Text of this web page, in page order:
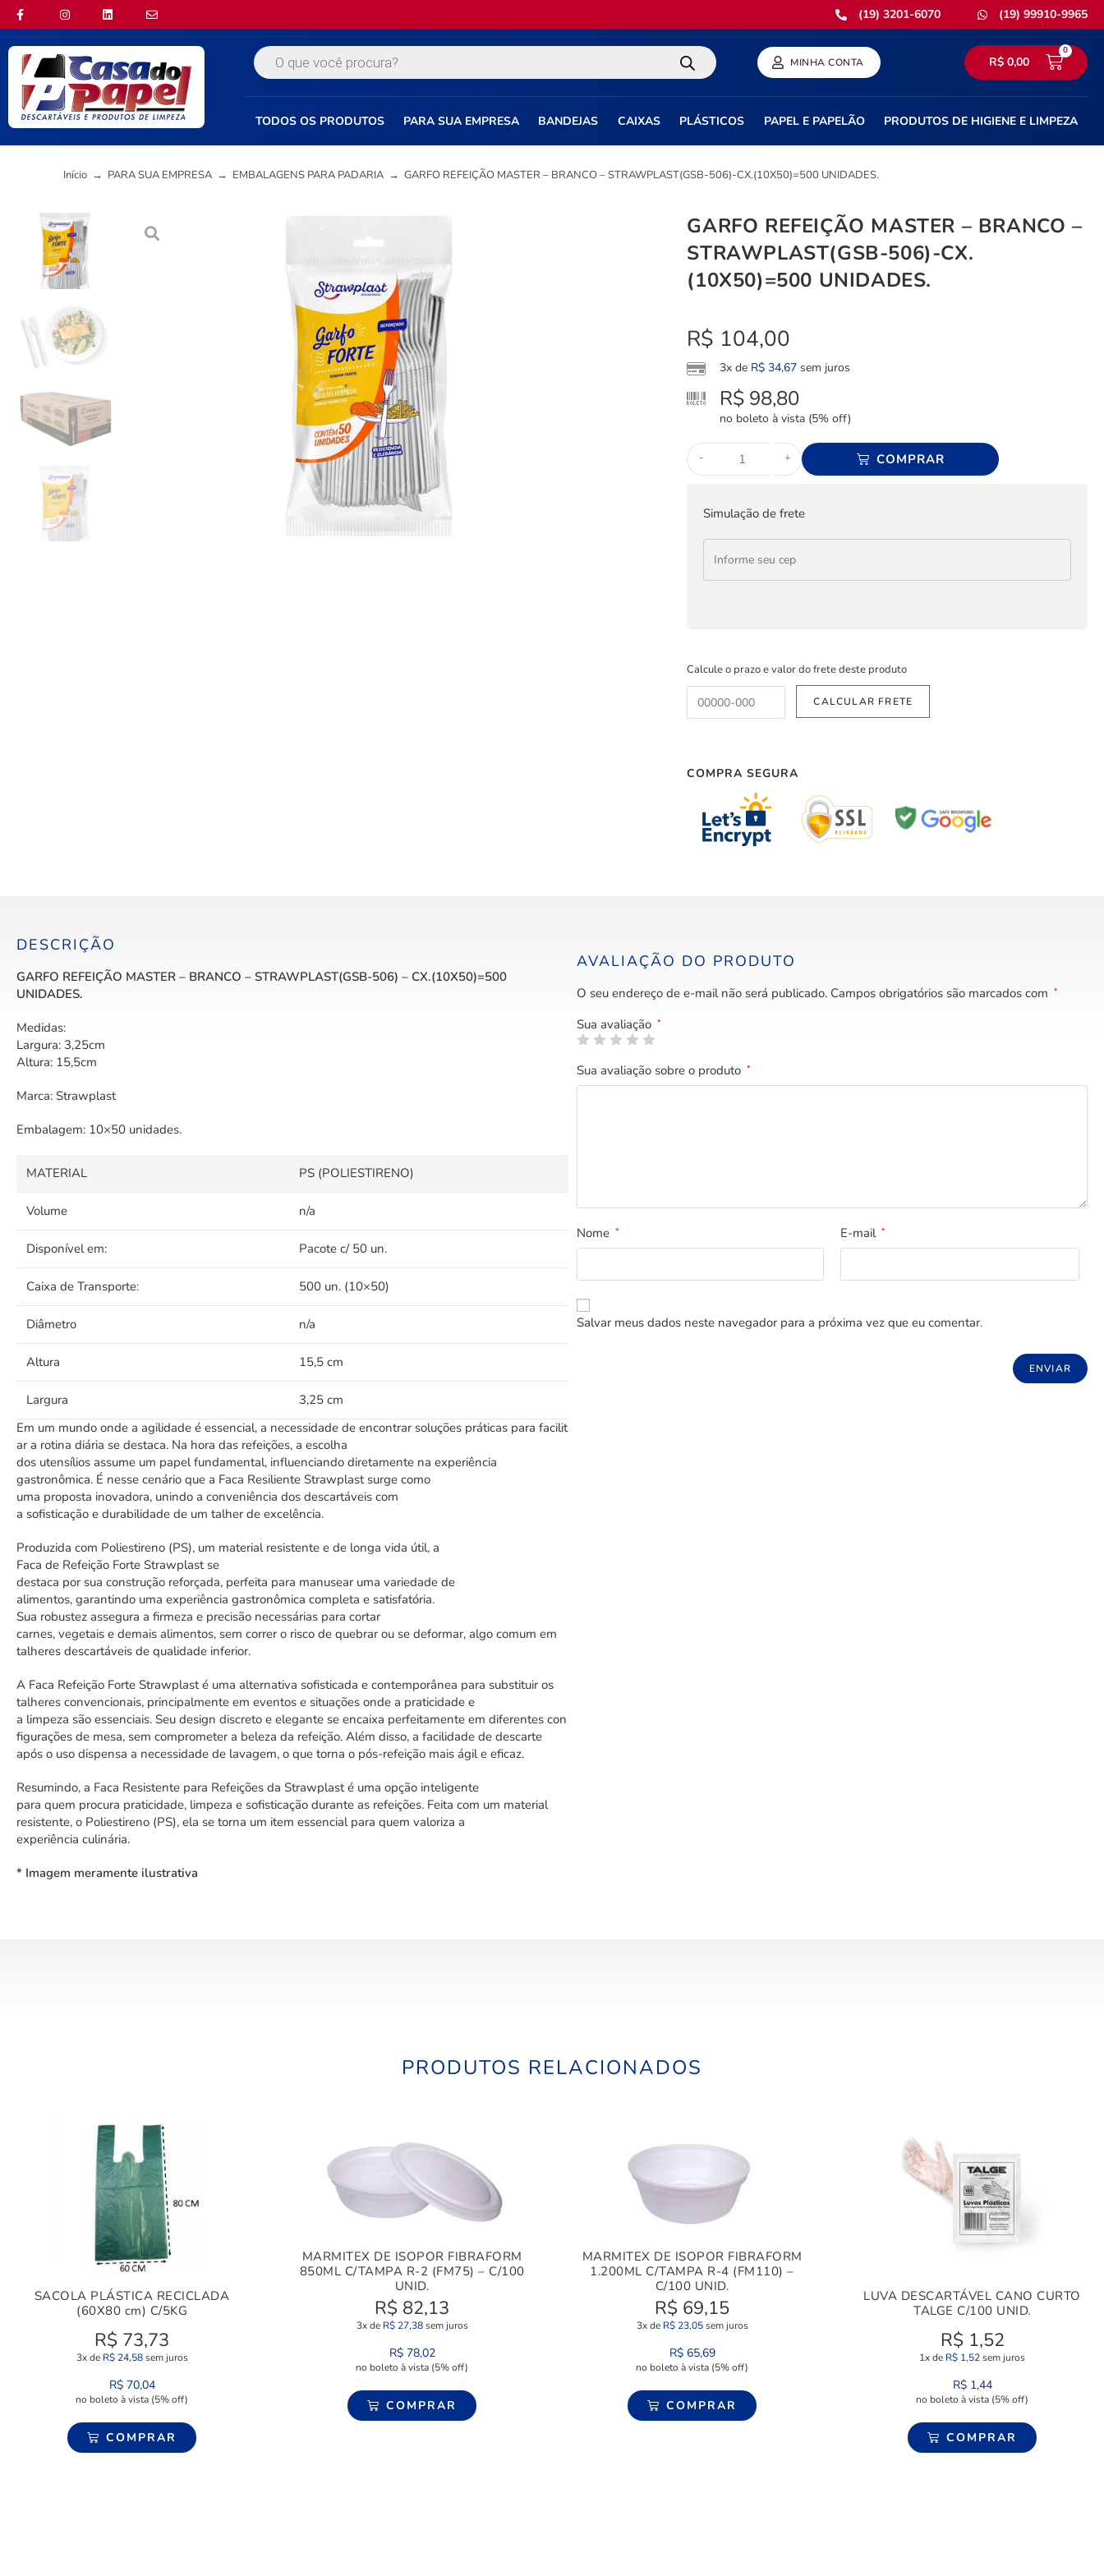
(19) 3201-6070 (19) 99910-9965
MINHA CONTA R$0,00
0
TODOS OS PRODUTOS PARA SUA EMPRESA BANDEJAS CAIXAS PLÁSTICOS PAPEL E PAPELÃO PRODUTOS DE HIGIENE E LIMPEZA
Início → PARA SUA EMPRESA → EMBALAGENS PARA PADARIA → GARFO REFEIÇÃO MASTER – BRANCO – STRAWPLAST(GSB-506)-CX.(10X50)=500 UNIDADES.
GARFO REFEIÇÃO MASTER – BRANCO –
STRAWPLAST(GSB-506)-CX.
(10X50)=500 UNIDADES.
R$ 104,00
3x de R$ 34,67 sem juros
R$ 98,80
no boleto à vista (5% off)
- + COMPRAR
Simulação de frete
Calcule o prazo e valor do frete deste produto
COMPRA SEGURA
DESCRIÇÃO
GARFO REFEIÇÃO MASTER – BRANCO – STRAWPLAST(GSB-506) – CX.(10X50)=500
UNIDADES.
Medidas:
Largura: 3,25cm
Altura: 15,5cm
Marca: Strawplast
Embalagem: 10×50 unidades.
MATERIAL PS (POLIESTIRENO)
Volume n/a
Disponível em: Pacote c/ 50 un.
Caixa de Transporte: 500 un. (10×50)
Diâmetro n/a
Altura 15,5 cm
Largura
3,25 cm
Em um mundo onde a agilidade é essencial, a necessidade de encontrar soluções práticas para facilit
ar a rotina diária se destaca. Na hora das refeições, a escolha
dos utensílios assume um papel fundamental, influenciando diretamente na experiência
gastronômica. É nesse cenário que a Faca Resiliente Strawplast surge como
uma proposta inovadora, unindo a conveniência dos descartáveis com
a sofisticação e durabilidade de um talher de excelência.
Produzida com Poliestireno (PS), um material resistente e de longa vida útil, a
Faca de Refeição Forte Strawplast se
destaca por sua construção reforçada, perfeita para manusear uma variedade de
alimentos, garantindo uma experiência gastronômica completa e satisfatória.
Sua robustez assegura a firmeza e precisão necessárias para cortar
carnes, vegetais e demais alimentos, sem correr o risco de quebrar ou se deformar, algo comum em
talheres descartáveis de qualidade inferior.
A Faca Refeição Forte Strawplast é uma alternativa sofisticada e contemporânea para substituir os
talheres convencionais, principalmente em eventos e situações onde a praticidade e
a limpeza são essenciais. Seu design discreto e elegante se encaixa perfeitamente em diferentes con
figurações de mesa, sem comprometer a beleza da refeição. Além disso, a facilidade de descarte
após o uso dispensa a necessidade de lavagem, o que torna o pós-refeição mais ágile eficaz.
Resumindo, a Faca Resistente para Refeições da Strawplast é uma opção inteligente
para quem procura praticidade, limpeza e sofisticação durante as refeições. Feita com um material
resistente, o Poliestireno (PS), ela se torna um item essencialpara quem valoriza a
experiência culinária.
* Imagem meramente ilustrativa
AVALIAÇÃO DO PRODUTO
O seu endereço de e-mail não será publicado. Campos obrigatórios são marcados com *
Sua avaliação *
Sua avaliação sobre o produto *
Nome * E-mail *
Salvar meus dados neste navegador para a próxima vez que eu comentar.
PRODUTOS RELACIONADOS
SACOLA PLÁSTICA RECICLADA
(60X80 cm) C/5KG
R$ 73,73
3x de R$24,58sem juros
R$70,04
no boleto à vista (5% off)
COMPRAR
MARMITEX DE ISOPOR FIBRAFORM
850ML C/TAMPA R-2 (FM75) – C/100
UNID.
R$ 82,13
3x de R$27,38sem juros
R$78,02
no boleto à vista (5% off)
COMPRAR
MARMITEX DE ISOPOR FIBRAFORM
1.200ML C/TAMPA R-4 (FM110) –
C/100 UNID.
R$ 69,15
3x de R$23,05sem juros
R$65,69
no boleto à vista (5% off)
COMPRAR
LUVA DESCARTÁVEL CANO CURTO
TALGE C/100 UNID.
R$ 1,52
1x de R$ 1,52sem juros
R$1,44
no boleto à vista (5% off)
COMPRAR